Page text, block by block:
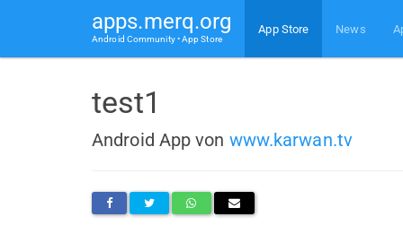
apps.merq.org
Android Community • App Store
App Store News
test1
Android App von www.karwan.tv